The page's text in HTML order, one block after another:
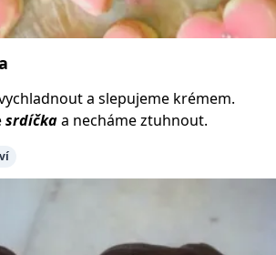
a slepujeme krémem.
srdíčkaa necháme ztuhnout.